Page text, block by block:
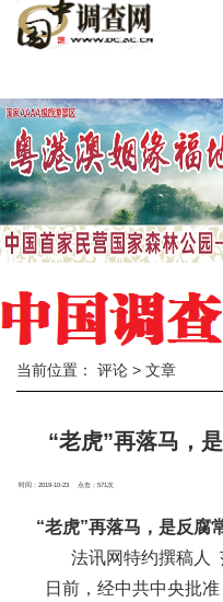
当前位置： 评论 > 文章
“老虎”再落马，
时间：2019-10-23 点击：571次
“老虎”再落马，是反腐
法讯网特约撰稿人
日前，经中共中央批准